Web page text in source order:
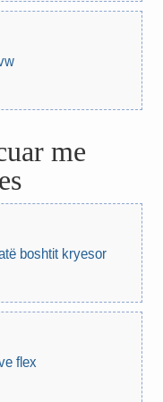
me
boshtit kryesor
flex